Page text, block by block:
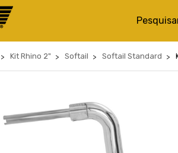
Kit Rhino 2" Softail Softail Standard